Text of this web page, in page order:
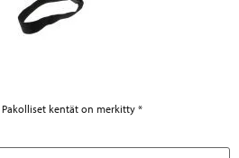
Pakolliset kentät on merkitty *